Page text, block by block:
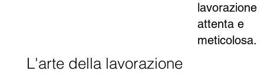
lavorazione
attenta e
meticolosa.
L'arte della lavorazione